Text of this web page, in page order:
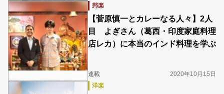
邦楽
【菅原慎一とカレーなる人々】2人
目 よぎさん（葛西・印度家庭料理
店レカ）に本当のインド料理を学ぶ
連載
2020年10月15日
洋楽